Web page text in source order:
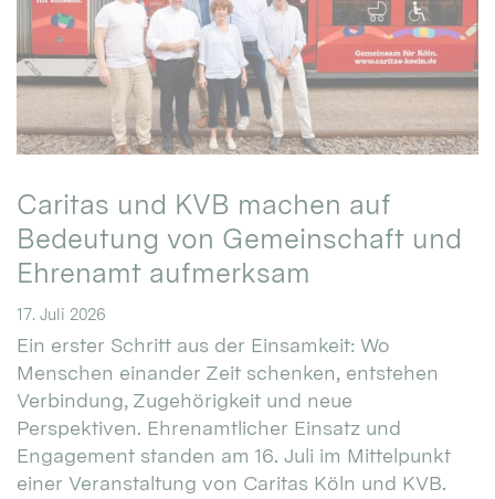
Caritas und KVB machen auf
Bedeutung von Gemeinschaft und
Ehrenamt aufmerksam
17. Juli 2026
Ein erster Schritt aus der Einsamkeit: Wo
Menschen einander Zeit schenken, entstehen
Verbindung, Zugehörigkeit und neue
Perspektiven. Ehrenamtlicher Einsatz und
Engagement standen am 16. Juli im Mittelpunkt
einer Veranstaltung von Caritas Köln und KVB.